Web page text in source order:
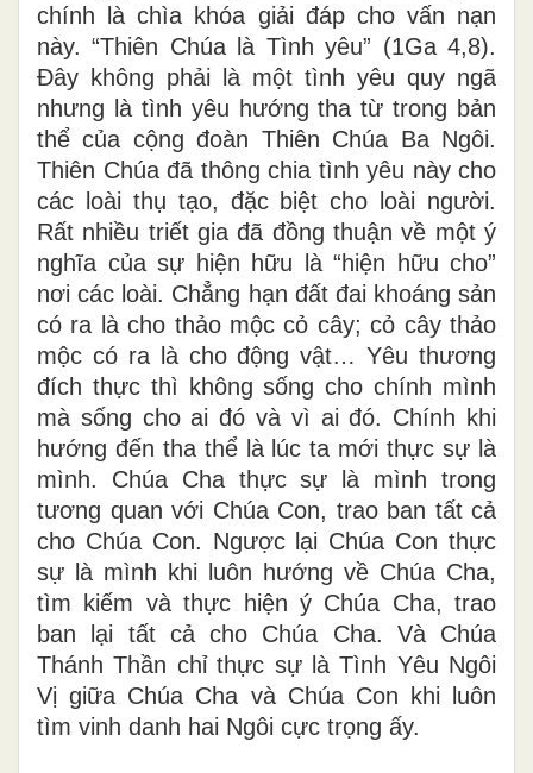
chính là chìa khóa giải đáp cho vấn nạn
này. “Thiên Chúa là Tình yêu” (1Ga 4,8).
Đây không phải là một tình yêu quy ngã
nhưng là tình yêu hướng tha từ trong bản
thể của cộng đoàn Thiên Chúa Ba Ngôi.
Thiên Chúa đã thông chia tình yêu này cho
các loài thụ tạo, đặc biệt cho loài người.
Rất nhiều triết gia đã đồng thuận về một ý
nghĩa của sự hiện hữu là “hiện hữu cho”
nơi các loài. Chẳng hạn đất đai khoáng sản
có ra là cho thảo mộc cỏ cây; cỏ cây thảo
mộc có ra là cho động vật… Yêu thương
đích thực thì không sống cho chính mình
mà sống cho ai đó và vì ai đó. Chính khi
hướng đến tha thể là lúc ta mới thực sự là
mình. Chúa Cha thực sự là mình trong
tương quan với Chúa Con, trao ban tất cả
cho Chúa Con. Ngược lại Chúa Con thực
sự là mình khi luôn hướng về Chúa Cha,
tìm kiếm và thực hiện ý Chúa Cha, trao
ban lại tất cả cho Chúa Cha. Và Chúa
Thánh Thần chỉ thực sự là Tình Yêu Ngôi
Vị giữa Chúa Cha và Chúa Con khi luôn
tìm vinh danh hai Ngôi cực trọng ấy.